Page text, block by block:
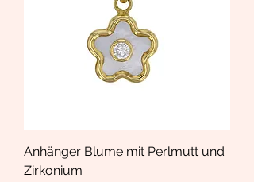
Anhänger Blume mit Perlmutt und
Zirkonium